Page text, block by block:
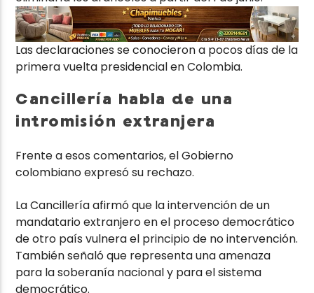
Las declaraciones se conocieron a pocos días de la
primera vuelta presidencial en Colombia.
Cancillería habla de una
intromisión extranjera
Frente a esos comentarios, el Gobierno
colombiano expresó su rechazo.
La Cancillería afirmó que la intervención de un
mandatario extranjero en el proceso democrático
de otro país vulnera el principio de no intervención.
También señaló que representa una amenaza
para la soberanía nacional y para el sistema
democrático.